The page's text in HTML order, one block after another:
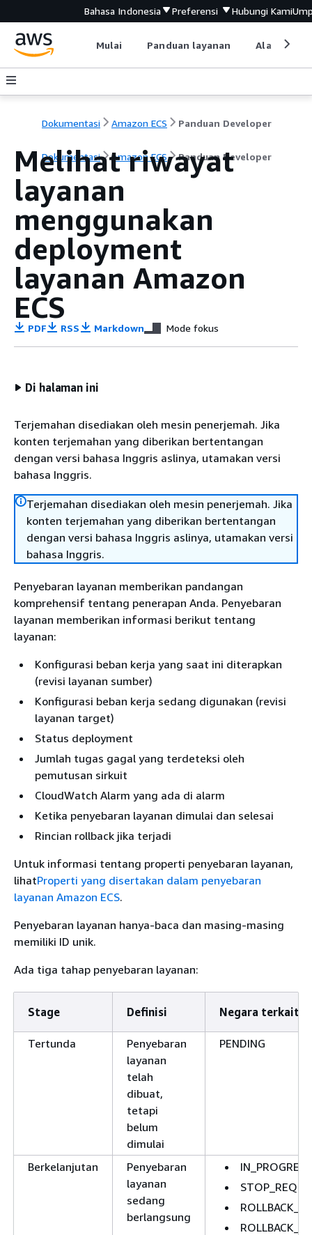
Bahasa Indonesia Preferensi Hubungi Kami
Mulai Panduan layanan Alat
Dokumentasi Amazon ECS Panduan Developer
Dokumentasi Amazon ECS Panduan Developer
Melihat riwayat
layanan
menggunakan
deployment
layanan Amazon
ECS
PDF RSS Markdown Mode fokus
Di halaman ini
Terjemahan disediakan oleh mesin penerjemah. Jika
konten terjemahan yang diberikan bertentangan
dengan versi bahasa Inggris aslinya, utamakan versi
bahasa Inggris.
Terjemahan disediakan oleh mesin penerjemah. Jika
konten terjemahan yang diberikan bertentangan
dengan versi bahasa Inggris aslinya, utamakan versi
bahasa Inggris.
Penyebaran layanan memberikan pandangan
komprehensif tentang penerapan Anda. Penyebaran
layanan memberikan informasi berikut tentang
layanan:
Konfigurasi beban kerja yang saat ini diterapkan
(revisi layanan sumber)
Konfigurasi beban kerja sedang digunakan (revisi
layanan target)
Status deployment
Jumlah tugas gagal yang terdeteksi oleh
pemutusan sirkuit
CloudWatch Alarm yang ada di alarm
Ketika penyebaran layanan dimulai dan selesai
Rincian rollback jika terjadi
Untuk informasi tentang properti penyebaran layanan,
lihatProperti yang disertakan dalam penyebaran
layanan Amazon ECS.
Penyebaran layanan hanya-baca dan masing-masing
memiliki ID unik.
Ada tiga tahap penyebaran layanan:
Stage Definisi Negara terkait
Tertunda
Penyebaran
layanan
telah
dibuat,
tetapi
belum
dimulai
PENDING
Berkelanjutan
Penyebaran
layanan
sedang
berlangsung
IN_PROGRESS